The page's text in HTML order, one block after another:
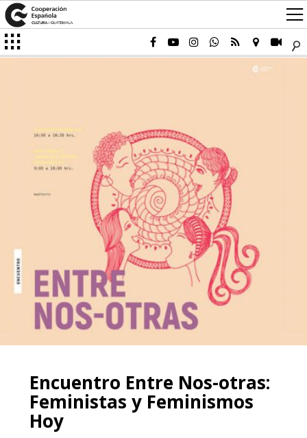
Encuentro Entre Nos-otras:
Feministas y Feminismos
Hoy